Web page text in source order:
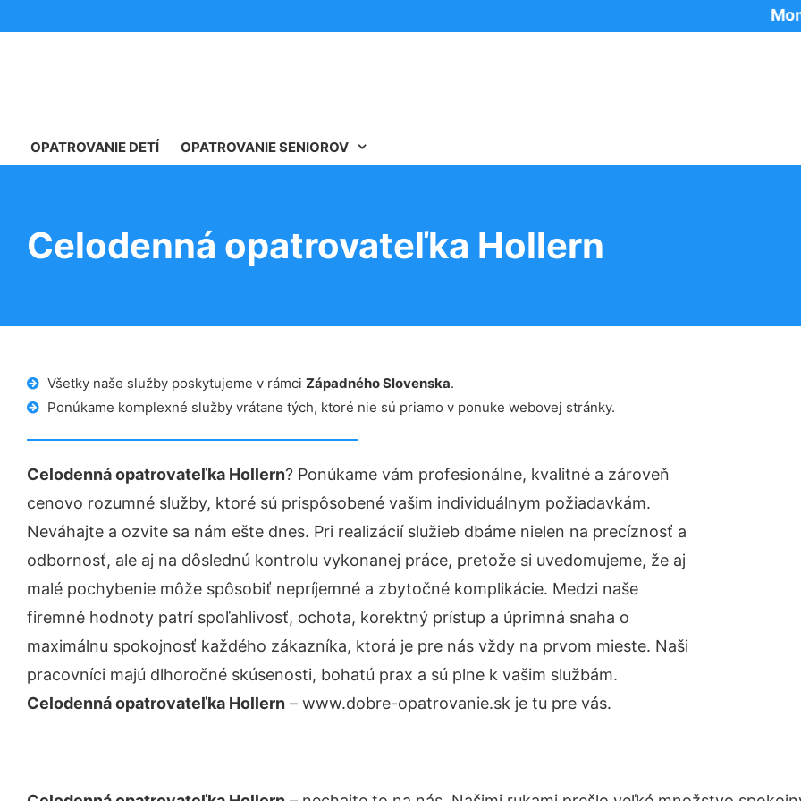
OPATROVANIE DETÍ OPATROVANIE SENIOROV
Celodenná opatrovateľka Hollern
Všetky naše služby poskytujeme v rámci Západného Slovenska.
Ponúkame komplexné služby vrátane tých, ktoré nie sú priamo v ponuke webovej stránky.
Celodenná opatrovateľka Hollern? Ponúkame vám profesionálne, kvalitné a zároveň
cenovo rozumné služby, ktoré sú prispôsobené vašim individuálnym požiadavkám.
Neváhajte a ozvite sa nám ešte dnes. Pri realizácií služieb dbáme nielen na precíznosť a
odbornosť, ale aj na dôslednú kontrolu vykonanej práce, pretože si uvedomujeme, že aj
malé pochybenie môže spôsobiť nepríjemné a zbytočné komplikácie. Medzi naše
firemné hodnoty patrí spoľahlivosť, ochota, korektný prístup a úprimná snaha o
maximálnu spokojnosť každého zákazníka, ktorá je pre nás vždy na prvom mieste. Naši
pracovníci majú dlhoročné skúsenosti, bohatú prax a sú plne k vašim službám.
Celodenná opatrovateľka Hollern – www.dobre-opatrovanie.sk je tu pre vás.